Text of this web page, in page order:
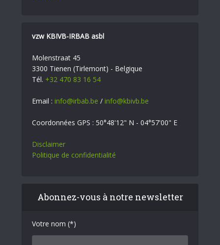
vzw KBIVB-IRBAB asbl
Molenstraat 45
3300 Tienen (Tirlemont) - Belgique
Tél. +32 470 83 16 54
Email : info@irbab.be / info@kbivb.be
Coordonnées GPS : 50°48'12" N - 04°57'00" E
Disclaimer
Politique de confidentialité
Abonnez-vous à notre newsletter
Votre nom (*)